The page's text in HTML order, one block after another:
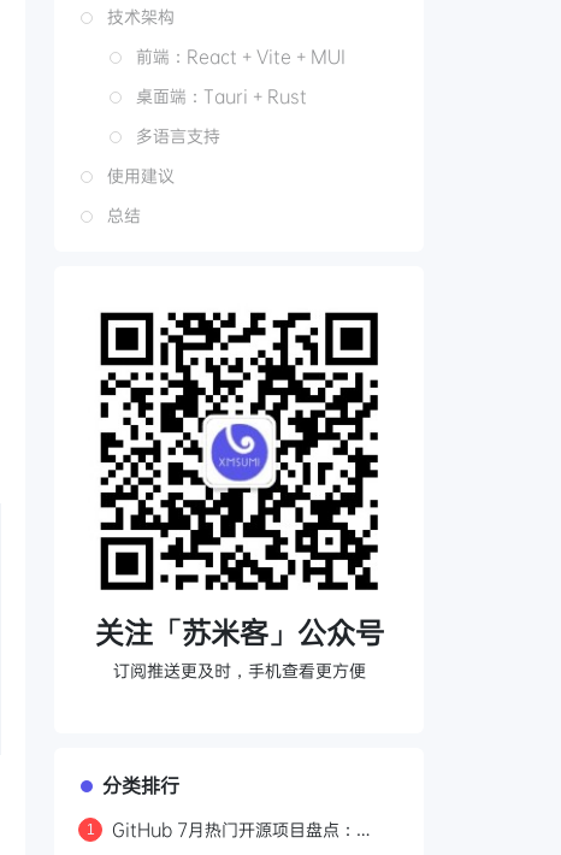
技术架构
前端：React + Vite + MUI
桌面端：Tauri + Rust
多语言支持
使用建议
总结
关注「苏米客」公众号
订阅推送更及时，手机查看更方便
分类排行
1
GitHub 7月热门开源项目盘点：